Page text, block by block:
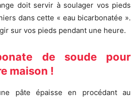
doit servir à soulager vos pieds
dans cette « eau bicarbonatée ».
sur vos pieds pendant une heure.
de soude pour
maison !
pâte épaisse en procédant au